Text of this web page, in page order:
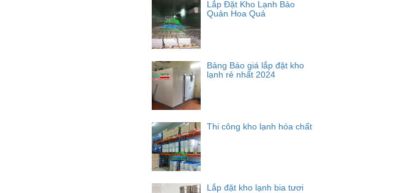
Lắp Đặt Kho Lạnh Bảo
Quản Hoa Quả
Bảng Báo giá lắp đặt kho
lạnh rẻ nhất 2024
Thi công kho lạnh hóa chất
Lắp đặt kho lạnh bia tươi